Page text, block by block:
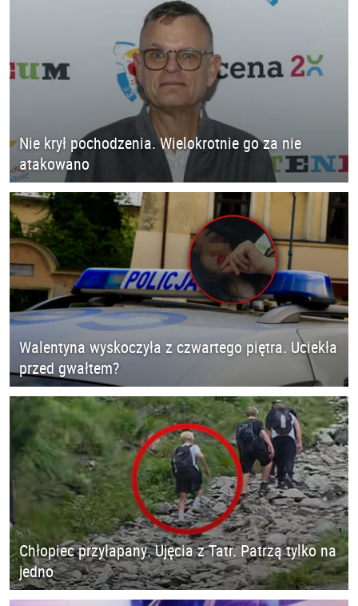
Nie krył pochodzenia. Wielokrotnie go za nie
atakowano
Walentyna wyskoczyła z czwartego piętra. Uciekła
przed gwałtem?
Chłopiec przyłapany. Ujęcia z Tatr. Patrzą tylko na
jedno